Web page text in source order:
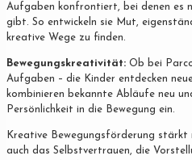
Aufgaben konfrontiert, bei denen es
gibt. So entwickeln sie Mut,
kreative Wege zu finden.
Bewegungskreativität: Ob bei
Aufgaben – die Kinder entdecken
kombinieren bekannte Abläufe neu
Persönlichkeit in die Bewegung ein.
Kreative Bewegungsförderung stärkt
auch das Selbstvertrauen, die